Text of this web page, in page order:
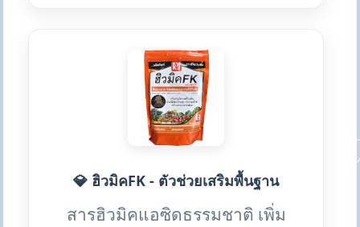
💎 ฮิวมิคFK - ตัวช่วยเสริมพื้นฐาน
สารฮิวมิคแอซิดธรรมชาติ เพิ่ม